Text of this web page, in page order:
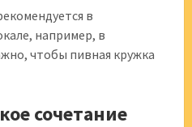
в
например, в
чтобы пивная кружка
сочетание